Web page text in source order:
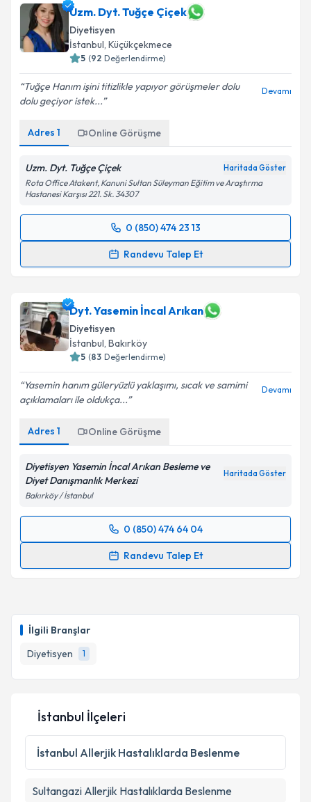
İlgili Branşlar
Diyetisyen
1
Uzm. Dyt. Tuğçe Çiçek
Diyetisyen
İstanbul, Küçükçekmece
5 (92 Değerlendirme)
Tuğçe Hanım işini titizlikle yapıyor görüşmeler dolu
dolu geçiyor istek...
Devamı
Adres 1 Online Görüşme
Uzm. Dyt. Tuğçe Çiçek Haritada Göster
Rota Office Atakent, Kanuni Sultan Süleyman Eğitim ve Araştırma
Hastanesi Karşısı 221. Sk. 34307
0 (850) 474 23 13
Randevu Talep Et
Randevu Takvimi Talebi
takvim hazırlandığında e-posta ile bilgilendireceğiz.
E-posta Adresiniz
Kişisel verilerimin işlenmesine ilişkin
kapsamda işlenmesini kabul ediyorum.
Takvim Talebini Gönder
Dyt. Yasemin İncal Arıkan
Diyetisyen
İstanbul, Bakırköy
5 (83 Değerlendirme)
Yasemin hanım güleryüzlü yaklaşımı, sıcak ve samimi
açıklamaları ile oldukça...
Devamı
Adres 1 Online Görüşme
Diyetisyen Yasemin İncal Arıkan Besleme ve
Diyet Danışmanlık Merkezi
Haritada Göster
Bakırköy / İstanbul
0 (850) 474 64 04
Randevu Talep Et
Randevu Takvimi Talebi
bilgilendireceğiz.
E-posta Adresiniz
Kişisel verilerimin işlenmesine ilişkin
Metni'ni okudum ve kişisel verilerimin belirtilen
kapsamda işlenmesini kabul ediyorum.
Takvim Talebini Gönder
İstanbul İlçeleri
İstanbul Allerjik Hastalıklarda Beslenme
Sultangazi Allerjik Hastalıklarda Beslenme